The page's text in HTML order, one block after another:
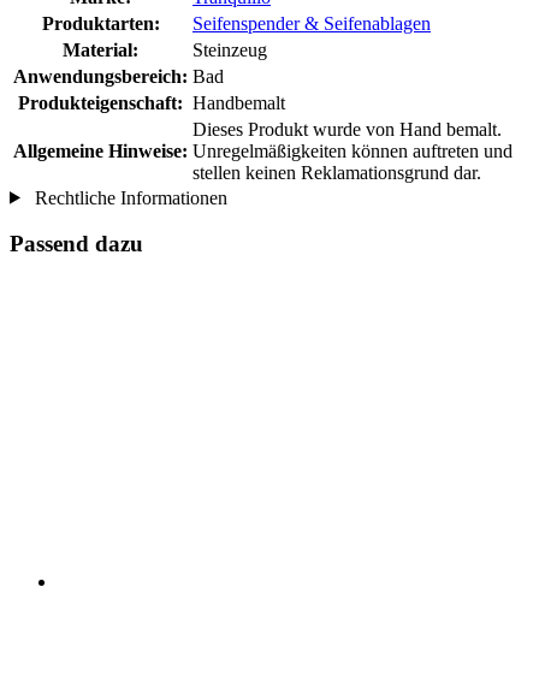
Produktarten:
Seifenspender & Seifenablagen
Material:
Steinzeug
Anwendungsbereich: Bad
Produkteigenschaft: Handbemalt
Allgemeine Hinweise:
Dieses Produkt wurde von Hand bemalt.
Unregelmäßigkeiten können auftreten und
stellen keinen Reklamationsgrund dar.
Rechtliche Informationen
Passend dazu